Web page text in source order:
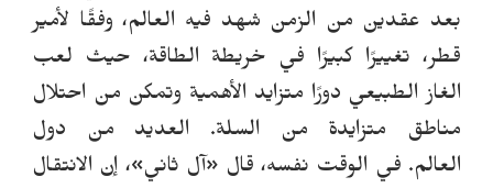
بعد عقدين من الزمن شهد فيه العالم، وفقًا لأمير
قطر، تغييرًا كبيرًا في خريطة الطاقة، حيث لعب
الغاز الطبيعي دورًا متزايد الأهمية وتمكن من احتلال
مناطق متزايدة من السلة. العديد من دول
العالم. في الوقت نفسه، قال «آل ثاني»، إن الانتقال